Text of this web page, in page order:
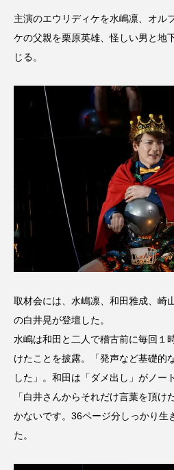
主演のエウリディケを水嶋凛、オル
ケの父親を栗原英雄、怪しい男と地
じる。
取材会には、水嶋凛、和田雅成、崎
の白井晃が登壇した。
水嶋は和田と二人で稽古前に毎回１
けたことを披露。「発声など基礎的
した」。和田は「ダメ出し」がノー
「白井さんからそれだけ言葉を頂け
かないです。36ページ分しっかり生
た。